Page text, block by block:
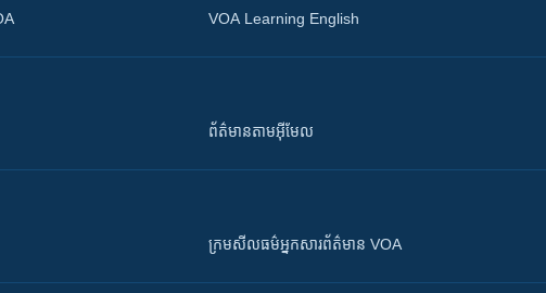
VOA Learning English
ព័ត៌មាន​តាម​អ៊ីមែល
ក្រម​​​សីលធម៌​​​អ្នក​​​សារព័ត៌មាន VOA